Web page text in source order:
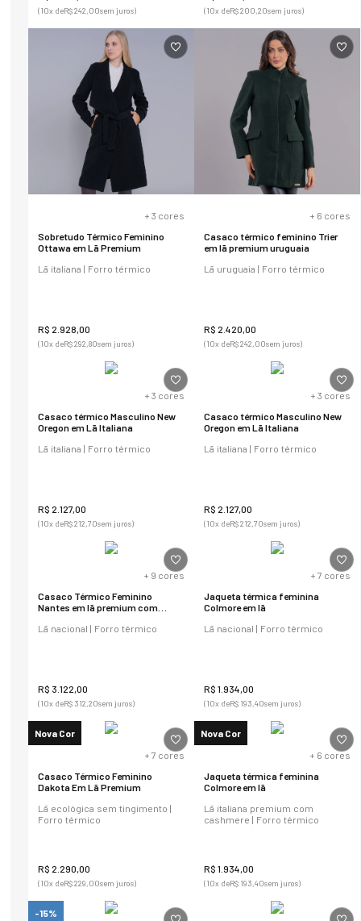
(10x deR$242,00sem juros) (10x deR$200,20sem juros)
+ 3 cores
Sobretudo Térmico Feminino
Ottawa em Lã Premium
Lã italiana | Forro térmico
R$ 2 928,00
(10x deR$292,80sem juros)
+ 6 cores
Casaco térmico feminino Trier
em lã premium uruguaia
Lã uruguaia | Forro térmico
R$ 2 420,00
(10x deR$242,00sem juros)
+ 3 cores
Casaco térmico Masculino New
Oregon em Lã Italiana
Lã italiana | Forro térmico
R$ 2 127,00
(10x deR$212,70sem juros)
+3 cores
Casaco térmico Masculino New
Oregon em Lã Italiana
Lã italiana | Forro térmico
R$ 2 127,00
(10x deR$212,70sem juros)
+ 9 cores
Casaco Térmico Feminino
Nantes em lã premium com
Lã nacional | Forro térmico
R$ 3 122,00
(10x deR$ 312,20sem juros)
+7 cores
Jaqueta térmica feminina
Colmore em lã
Lã nacional | Forro térmico
R$ 1 934,00
(10x deR$ 193,40sem juros)
Nova Cor
+ 7 cores
Casaco Térmico Feminino
Dakota Em Lã Premium
Lã ecológica sem tingimento |
Forro térmico
R$ 2 290,00
(10x deR$229,00sem juros)
Nova Cor
+ 6 cores
Jaqueta térmica feminina
Colmore em lã
Lã italiana premium com
cashmere | Forro térmico
R$ 1 934,00
(10x deR$ 193,40sem juros)
-15%